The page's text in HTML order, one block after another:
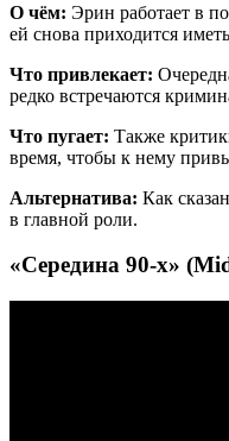
О чём: Эрин работает в
ей снова приходится
Что привлекает:
редко встречаются
Что пугает: Также
время, чтобы к нему
Альтернатива: Как
в главной роли.
«Середина 90-х»